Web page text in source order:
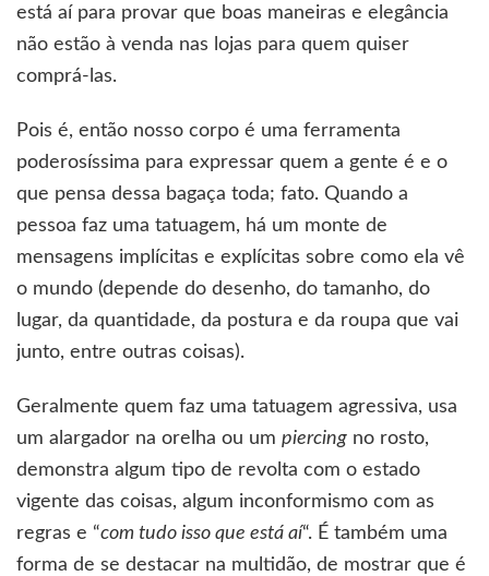
está aí para provar que boas maneiras e elegância
não estão à venda nas lojas para quem quiser
comprá-las.
Pois é, então nosso corpo é uma ferramenta
poderosíssima para expressar quem a gente é e o
que pensa dessa bagaça toda; fato. Quando a
pessoa faz uma tatuagem, há um monte de
mensagens implícitas e explícitas sobre como ela vê
o mundo (depende do desenho, do tamanho, do
lugar, da quantidade, da postura e da roupa que vai
junto, entre outras coisas).
Geralmente quem faz uma tatuagem agressiva, usa
um alargador na orelha ou um piercing no rosto,
demonstra algum tipo de revolta com o estado
vigente das coisas, algum inconformismo com as
regras e “com tudo isso que está aí“. É também uma
forma de se destacar na multidão, de mostrar que é